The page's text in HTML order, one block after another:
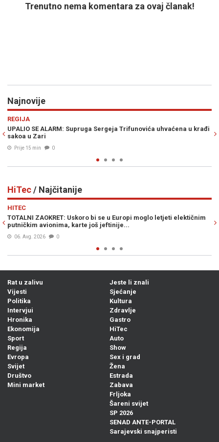
Trenutno nema komentara za ovaj članak!
Najnovije
Sergeja Trifunovića uhvaćena u krađi OVO SU KANDIDATI SNSD-a
HiTec/ Najčitanije
se u Europi moglo letjeti elektičnim
jeftinije...
TEŠKA ČETIRI TONE: Dio
pasti na...
Rat u zalivu
Vijesti
Politika
Intervjui
Hronika
Ekonomija
Sport
Regija
Evropa
Svijet
Društvo
Mini market
Jeste li znali
Sjećanje
Kultura
Zdravlje
Gastro
HiTec
Auto
Show
Sex i grad
Žena
Estrada
Zabava
Frljoka
Šareni svijet
SP 2026
SENAD ANTE-PORTAL
Sarajevski snajperisti